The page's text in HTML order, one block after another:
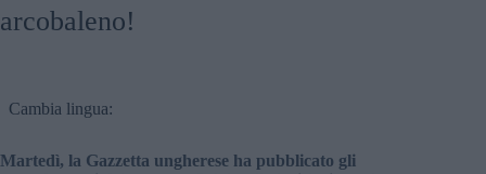
arcobaleno!
Cambia lingua:
Martedì, la Gazzetta ungherese ha pubblicato gli